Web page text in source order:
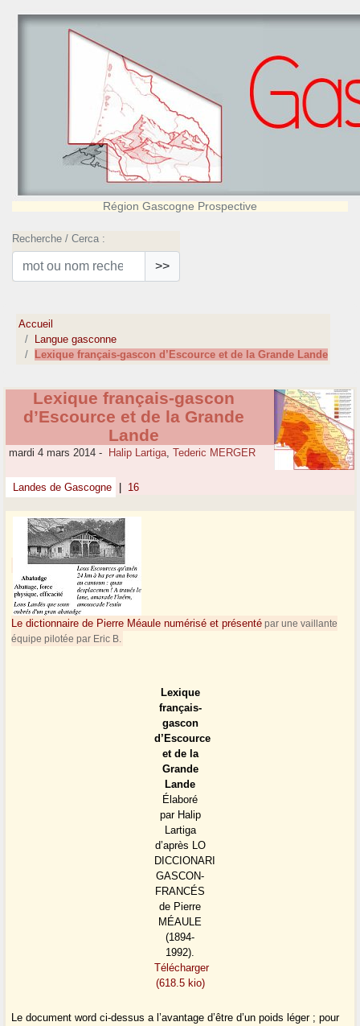
Région Gascogne Prospective
Recherche / Cerca :
>>
Accueil
Langue gasconne
Lexique français-gascon d’Escource et de la Grande Lande
Lexique français-gascon
d’Escource et de la Grande
Lande
mardi 4 mars 2014 - Halip Lartiga,Tederic MERGER
Landes de Gascogne 16
Le dictionnaire de Pierre Méaule numérisé et présenté par une vaillante
équipe pilotée par Eric B.
Lexique
français-
gascon
d’Escource
et de la
Grande
Lande
Élaboré
par Halip
Lartiga
d’après LO
DICCIONARI
GASCON-
FRANCÉS
de Pierre
MÉAULE
(1894-
1992).
Télécharger
(618.5 kio)
Le document word ci-dessus a l’avantage d’être d’un poids léger ; pour